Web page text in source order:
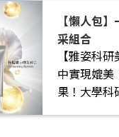
【懶人包】一文睇清 | 雅姿
采組合
【雅姿科
中實現媲美
果！大學科